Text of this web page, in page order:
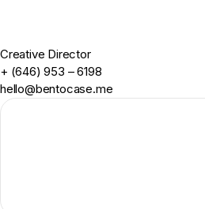
Creative Director
+ (646) 953 – 6198
hello@bentocase.me